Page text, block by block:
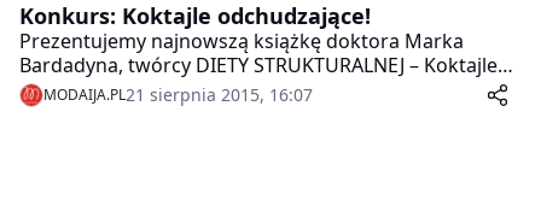
Konkurs: Koktajle odchudzające!
Prezentujemy najnowszą książkę doktora Marka
Bardadyna, twórcy DIETY STRUKTURALNEJ – Koktajle
odchudzające!
MODAIJA.PL21 sierpnia 2015, 16:07